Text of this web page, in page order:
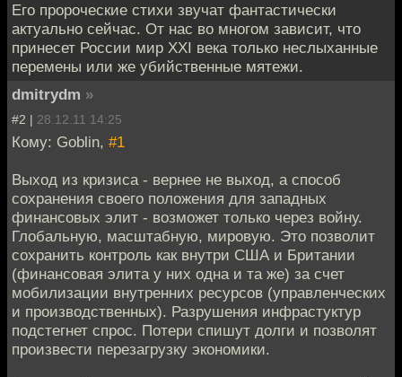
Его пророческие стихи звучат фантастически
актуально сейчас. От нас во многом зависит, что
принесет России мир XXI века только неслыханные
перемены или же убийственные мятежи.
dmitrydm »
#2 | 28.12.11 14:25
Кому: Goblin, #1
Выход из кризиса - вернее не выход, а способ
сохранения своего положения для западных
финансовых элит - возможет только через войну.
Глобальную, масштабную, мировую. Это позволит
сохранить контроль как внутри США и Британии
(финансовая элита у них одна и та же) за счет
мобилизации внутренних ресурсов (управленческих
и производственных). Разрушения инфрастуктур
подстегнет спрос. Потери спишут долги и позволят
произвести перезагрузку экономики.